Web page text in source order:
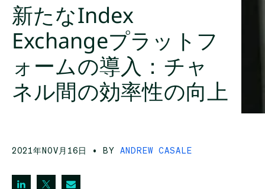
新たなIndex
Exchangeプラットフ
ォームの導入：チャ
ネル間の効率性の向上
2021年NOV月16日 • BYANDREW CASALE